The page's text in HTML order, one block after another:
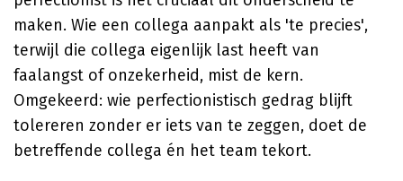
maken. Wie een collega aanpakt als 'te precies',
terwijl die collega eigenlijk last heeft van
faalangst of onzekerheid, mist de kern.
Omgekeerd: wie perfectionistisch gedrag blijft
tolereren zonder er iets van te zeggen, doet de
betreffende collega én het team tekort.